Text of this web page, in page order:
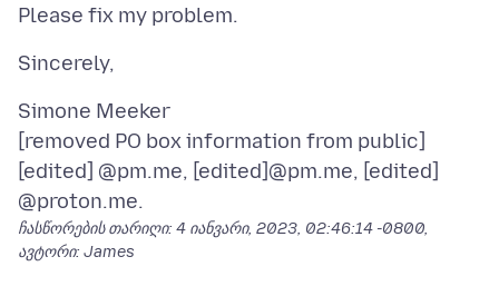
Simone Meeker
[removed PO box information from public]
[edited] @pm.me, [edited]@pm.me, [edited]
ჩასწორების თარიღი: 4 იანვარი, 2023, 02:46:14 -0800,
ავტორი: James